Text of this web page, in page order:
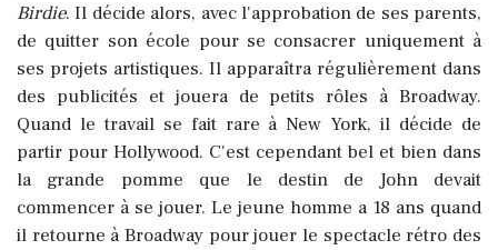
Birdie. Il décide alors, avec l'approbation de ses parents,
de quitter son école pour se consacrer uniquement à
ses projets artistiques. Il apparaîtra régulièrement dans
des publicités et jouera de petits rôles à Broadway.
Quand le travail se fait rare à New York, il décide de
partir pour Hollywood. C'est cependant bel et bien dans
la grande pomme que le destin de John devait
commencer à se jouer. Le jeune homme a 18 ans quand
il retourne à Broadway pour jouer le spectacle rétro des